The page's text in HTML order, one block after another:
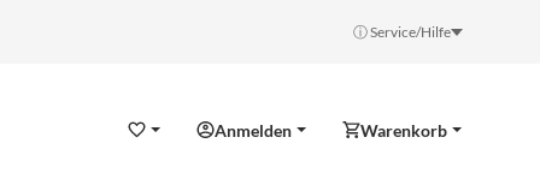
ⓘ Service/Hilfe
WunschzettelAnmelden Warenkorb